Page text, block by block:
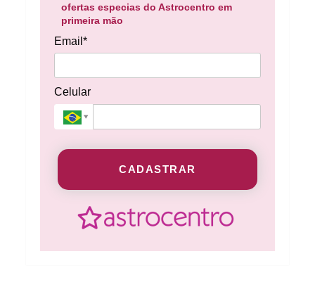
ofertas especias do Astrocentro em
primeira mão
Email*
Celular
CADASTRAR